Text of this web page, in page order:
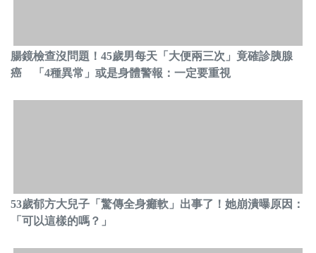
腸鏡檢查沒問題！45歲男每天「大便兩三次」竟確診胰腺
癌 「4種異常」或是身體警報：一定要重視
53歲郁方大兒子「驚傳全身癱軟」出事了！她崩潰曝原因：
「可以這樣的嗎？」